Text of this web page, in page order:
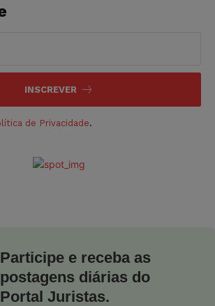
INSCREVER
de Privacidade.
Participe e receba as
postagens diárias do
Portal Juristas.